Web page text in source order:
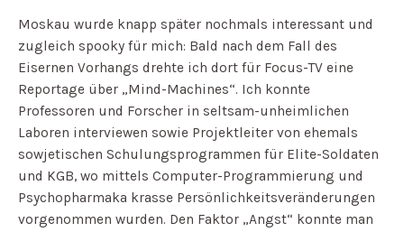
Moskau wurde knapp später nochmals interessant und
zugleich spooky für mich: Bald nach dem Fall des
Eisernen Vorhangs drehte ich dort für Focus-TV eine
Reportage über „Mind-Machines“. Ich konnte
Professoren und Forscher in seltsam-unheimlichen
Laboren interviewen sowie Projektleiter von ehemals
sowjetischen Schulungsprogrammen für Elite-Soldaten
und KGB, wo mittels Computer-Programmierung und
Psychopharmaka krasse Persönlichkeitsveränderungen
vorgenommen wurden. Den Faktor „Angst“ konnte man